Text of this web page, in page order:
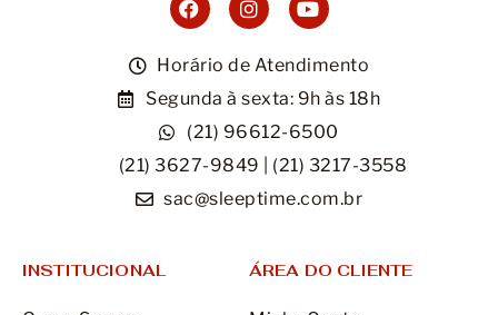
Horário de Atendimento
Segunda à sexta: 9h às 18h
(21) 96612-6500
(21) 3627-9849 | (21) 3217-3558
sac@sleeptime.com.br
INSTITUCIONAL ÁREA DO CLIENTE